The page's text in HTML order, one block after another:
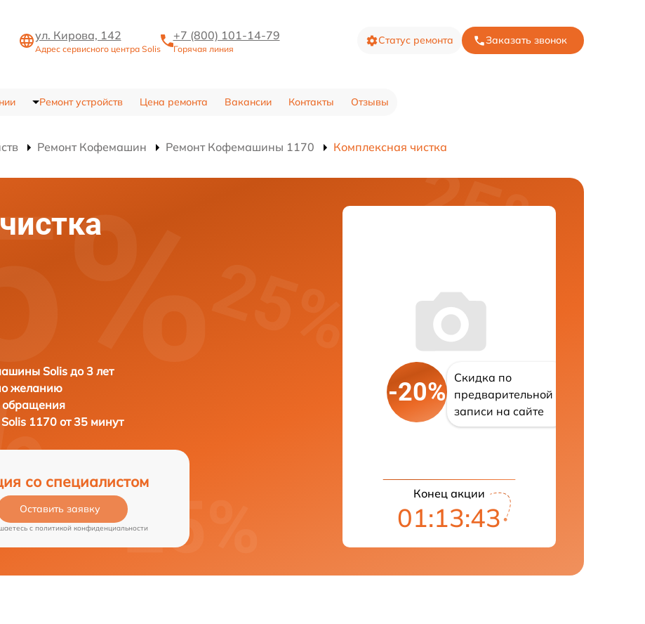
ул. Кирова, 142
Адрес сервисного центра Solis
+7 (800) 101-14-79
Горячая линия
Статус ремонта Заказать звонок
Ремонт устройств Цена ремонта Вакансии Контакты Отзывы
Ремонт Кофемашин Ремонт Кофемашины 1170 Комплексная чистка
Solis до 3 лет
желанию
обращения
Solis 1170 от 35 минут
со специалистом
Оставить заявку
c политикой конфиденциальности
-20%
Скидка по
предварительной
записи на сайте
Конец акции
01:13:42